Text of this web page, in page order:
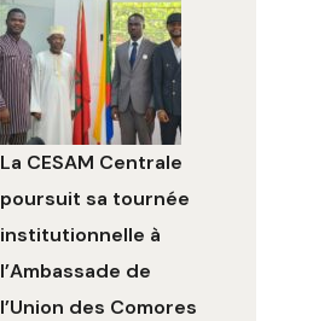
La CESAM Centrale
poursuit sa tournée
institutionnelle à
l’Ambassade de
l’Union des Comores